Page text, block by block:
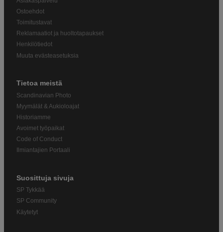
Ostoehdot
Toimitustavat
Reklamaatiot ja huoltotapaukset
Henkilötiedot
Muuta evästeasetuksia
Tietoa meistä
Scandinavian Photo
Myymälät & Aukioloajat
Historiamme
Avoimet työpaikat
Code of Conduct
Ilmiantajien Portaali
Suosittuja sivuja
SP Tykkää
SP Community
Käytetyt